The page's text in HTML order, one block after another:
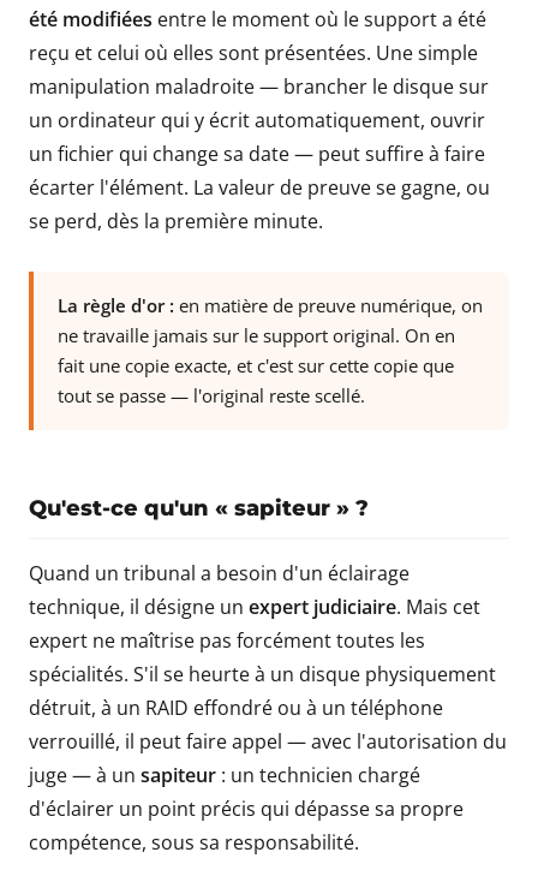
été modifiées entre le moment où le support a été
reçu et celui où elles sont présentées. Une simple
manipulation maladroite — brancher le disque sur
un ordinateur qui y écrit automatiquement, ouvrir
un fichier qui change sa date — peut suffire à faire
écarter l'élément. La valeur de preuve se gagne, ou
se perd, dès la première minute.
La règle d'or : en matière de preuve numérique, on
ne travaille jamais sur le support original. On en
fait une copie exacte, et c'est sur cette copie que
tout se passe — l'original reste scellé.
Qu'est-ce qu'un « sapiteur » ?
Quand un tribunal a besoin d'un éclairage
technique, il désigne un expert judiciaire. Mais cet
expert ne maîtrise pas forcément toutes les
spécialités. S'il se heurte à un disque physiquement
détruit, à un RAID effondré ou à un téléphone
verrouillé, il peut faire appel — avec l'autorisation du
juge — à un sapiteur : un technicien chargé
d'éclairer un point précis qui dépasse sa propre
compétence, sous sa responsabilité.